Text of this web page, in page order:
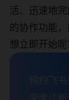
活、迅速地
的协作功能
想立即开始呢
预约飞